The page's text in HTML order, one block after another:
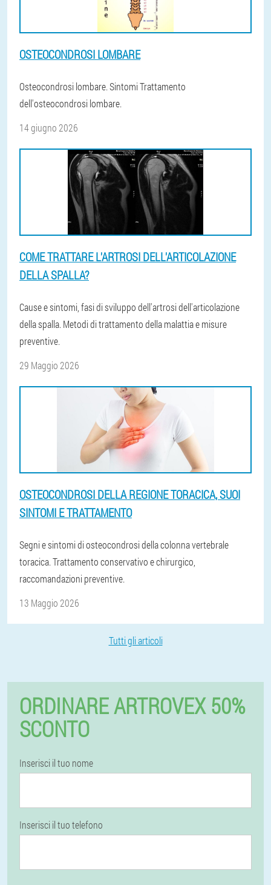
OSTEOCONDROSI LOMBARE
Osteocondrosi lombare. Sintomi Trattamento
dell'osteocondrosi lombare.
14 giugno 2026
COME TRATTARE L'ARTROSI DELL'ARTICOLAZIONE
DELLA SPALLA?
Cause e sintomi, fasi di sviluppo dell'artrosi dell'articolazione
della spalla. Metodi di trattamento della malattia e misure
preventive.
29 Maggio 2026
OSTEOCONDROSI DELLA REGIONE TORACICA, SUOI
SINTOMI E TRATTAMENTO
Segni e sintomi di osteocondrosi della colonna vertebrale
toracica. Trattamento conservativo e chirurgico,
raccomandazioni preventive.
13 Maggio 2026
Tutti gli articoli
ORDINARE ARTROVEX 50%
SCONTO
Inserisci il tuo nome
Inserisci il tuo telefono